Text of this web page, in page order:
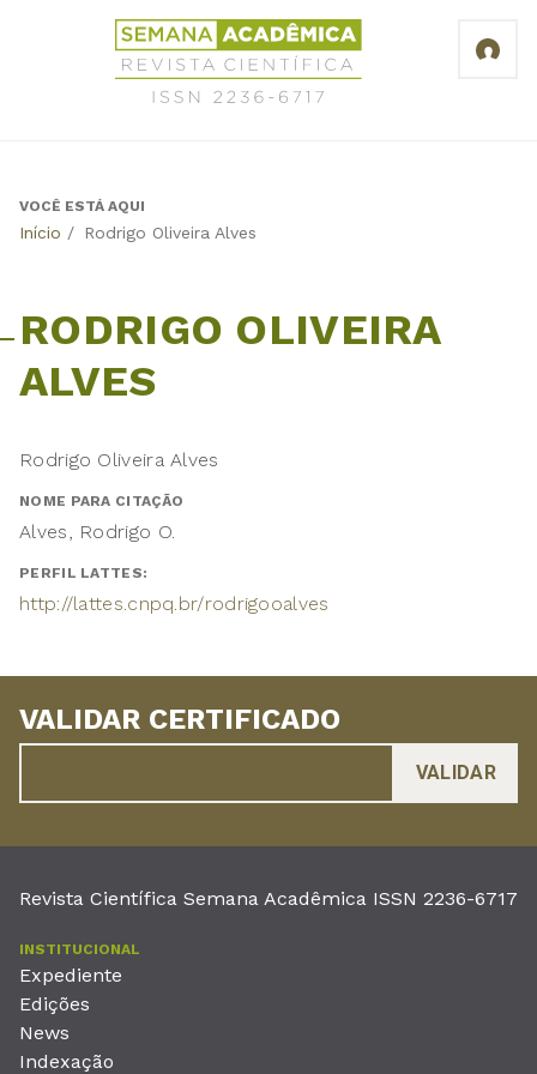
Revista
Científica
Semana
6717
Back
VOCÊ ESTÁ AQUI
Início / Rodrigo Oliveira Alves
RODRIGO OLIVEIRA
ALVES
Rodrigo Oliveira Alves
NOME PARA CITAÇÃO
Alves, Rodrigo O.
PERFIL LATTES:
http://lattes.cnpq.br/rodrigooalves
VALIDAR CERTIFICADO
Revista Científica Semana Acadêmica ISSN 2236-6717
INSTITUCIONAL
Expediente
Edições
News
Indexação